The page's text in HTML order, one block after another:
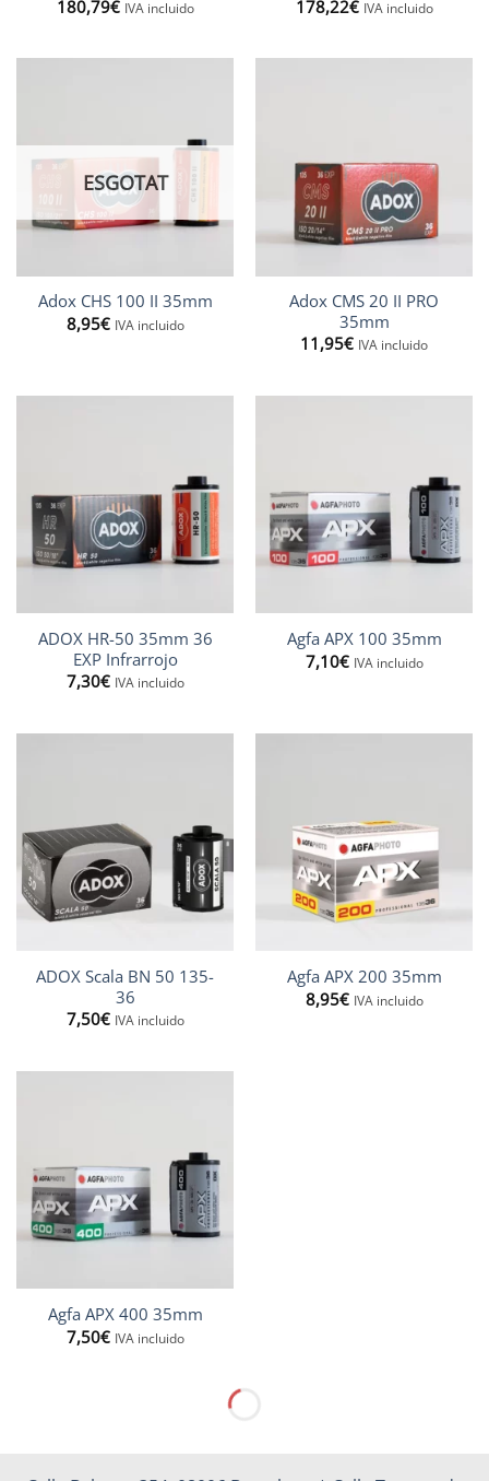
180,79€ IVA incluido
178,22€ IVA incluido
ESGOTAT
Adox CHS 100 II 35mm
8,95€ IVA incluido
Adox CMS 20 II PRO
35mm
11,95€ IVA incluido
ADOX HR-50 35mm 36
EXP Infrarrojo
7,30€ IVA incluido
Agfa APX 100 35mm
7,10€ IVA incluido
ADOX Scala BN 50 135-
36
7,50€ IVA incluido
Agfa APX 200 35mm
8,95€ IVA incluido
Agfa APX 400 35mm
7,50€ IVA incluido